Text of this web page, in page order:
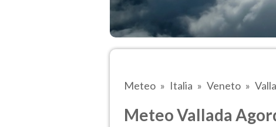
Meteo Italia Veneto
Meteo Vallada